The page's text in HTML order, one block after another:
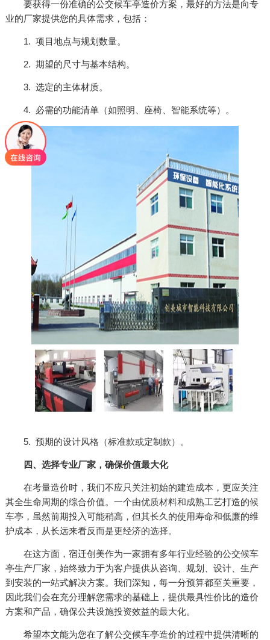
要获得一份准确的公交候车亭造价方案，最好的方法是向专
业的厂家提供您的具体需求，包括：
1. 项目地点与规划数量。
2. 期望的尺寸与基本结构。
3. 选定的主体材质。
4. 必需的功能清单（如照明、座椅、智能系统等）。
5. 预期的设计风格（标准款或定制款）。
四、选择专业厂家，确保价值最大化
在考量造价时，我们不应只关注初始的建造成本，更应关注
其全生命周期的综合价值。一个由优质材料和成熟工艺打造的候
车亭，虽然前期投入可能稍高，但其长久的使用寿命和低廉的维
护成本，从长远来看反而是更经济的选择。
在这方面，宿迁创美作为一家拥有多年行业经验的公交候车
亭生产厂家，始终致力于为客户提供从咨询、规划、设计、生产
到安装的一站式解决方案。我们深知，每一分预算都至关重要，
因此我们会在充分理解您需求的基础上，提供最具性价比的造价
方案和产品，确保公共设施投资效益的最大化。
希望本文能为您在了解公交候车亭造价的过程中提供清晰的